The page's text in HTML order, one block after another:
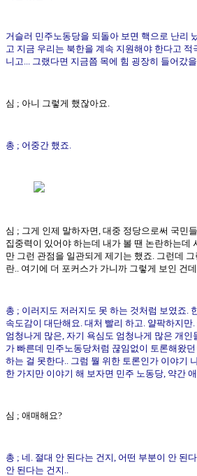
거슬러 민주노동당을 되돌아 보면 핵으로 난리
고 지금 우리는 북한을 계속 지원해야 한다고
니고... 그랬다면 지금쯤 목에 힘 굉장히 들어갔을
심 ; 아니 그렇게 했잖아요.
총 ; 어중간 했죠.
심 ; 그게 인제 말하자면, 대중 정당으로써 국민
집중력이 있어야 하는데 내가 볼 땐 논란하는데
만 그런 관점을 일관되게 제기는 했죠. 그런데
란.. 여기에 더 포커스가 가니까 그렇게 보인 건데
총 ; 이러지도 저러지도 못 하는 것처럼 보였죠.
속도감이 대단해요. 대처 빨리 하고. 얄팍하지
엄청나게 많은, 자기 욕심도 엄청나게 많은 개
가 빠른데 민주노동당처럼 끊임없이 토론해왔
하는 걸 못한다.. 그럼 뭘 위한 토론인가 이야기
한 가지만 이야기 해 보자면 민주 노동당, 약간
심 ; 애매해요?
총 ; 네. 절대 안 된다는 건지, 어떤 부분이 안 된
안 된다는 건지..